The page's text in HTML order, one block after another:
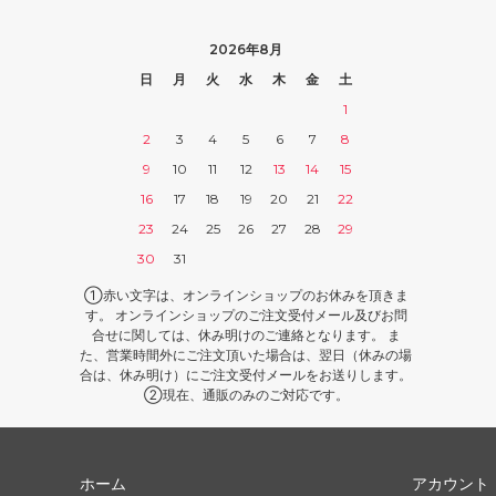
2026年8月
日
月 火 水 木 金
土
1
2
3 4 5 6 7
8
9
10 11 12 13 14
15
16
17 18 19 20 21
22
23
24 25 26 27 28
29
30
31
①赤い文字は、オンラインショップのお休みを頂きま
す。 オンラインショップのご注文受付メール及びお問
合せに関しては、休み明けのご連絡となります。 ま
た、営業時間外にご注文頂いた場合は、翌日（休みの場
合は、休み明け）にご注文受付メールをお送りします。
②現在、通販のみのご対応です。
ホーム
アカウント